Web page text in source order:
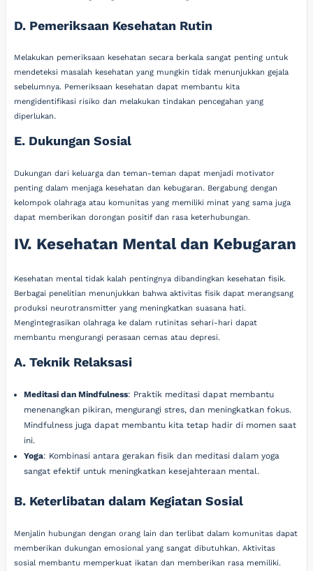
D. Pemeriksaan Kesehatan Rutin
Melakukan pemeriksaan kesehatan secara berkala sangat penting untuk
mendeteksi masalah kesehatan yang mungkin tidak menunjukkan gejala
sebelumnya. Pemeriksaan kesehatan dapat membantu kita
mengidentifikasi risiko dan melakukan tindakan pencegahan yang
diperlukan.
E. Dukungan Sosial
Dukungan dari keluarga dan teman-teman dapat menjadi motivator
penting dalam menjaga kesehatan dan kebugaran. Bergabung dengan
kelompok olahraga atau komunitas yang memiliki minat yang sama juga
dapat memberikan dorongan positif dan rasa keterhubungan.
IV. Kesehatan Mental dan Kebugaran
Kesehatan mental tidak kalah pentingnya dibandingkan kesehatan fisik.
Berbagai penelitian menunjukkan bahwa aktivitas fisik dapat merangsang
produksi neurotransmitter yang meningkatkan suasana hati.
Mengintegrasikan olahraga ke dalam rutinitas sehari-hari dapat
membantu mengurangi perasaan cemas atau depresi.
A. Teknik Relaksasi
Meditasi dan Mindfulness: Praktik meditasi dapat membantu
menenangkan pikiran, mengurangi stres, dan meningkatkan fokus.
Mindfulness juga dapat membantu kita tetap hadir di momen saat
ini.
Yoga: Kombinasi antara gerakan fisik dan meditasi dalam yoga
sangat efektif untuk meningkatkan kesejahteraan mental.
B. Keterlibatan dalam Kegiatan Sosial
Menjalin hubungan dengan orang lain dan terlibat dalam komunitas dapat
memberikan dukungan emosional yang sangat dibutuhkan. Aktivitas
sosial membantu memperkuat ikatan dan memberikan rasa memiliki.